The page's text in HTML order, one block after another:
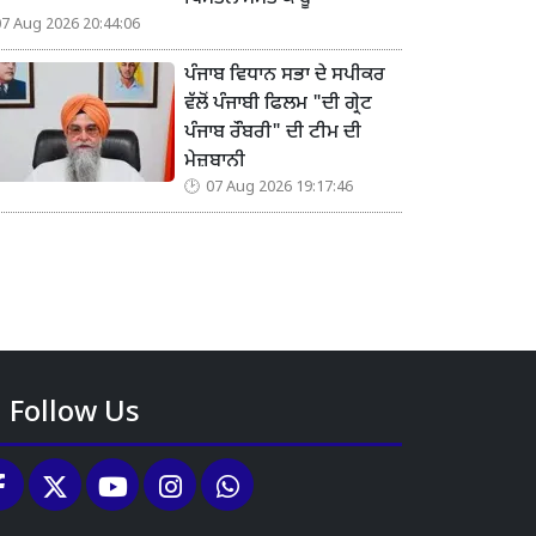
Aug 2026 20:44:06
ਪੰਜਾਬ ਵਿਧਾਨ ਸਭਾ ਦੇ ਸਪੀਕਰ
ਵੱਲੋਂ ਪੰਜਾਬੀ ਫਿਲਮ "ਦੀ ਗ੍ਰੇਟ
ਪੰਜਾਬ ਰੌਬਰੀ" ਦੀ ਟੀਮ ਦੀ
ਮੇਜ਼ਬਾਨੀ
07 Aug 2026 19:17:46
Follow Us